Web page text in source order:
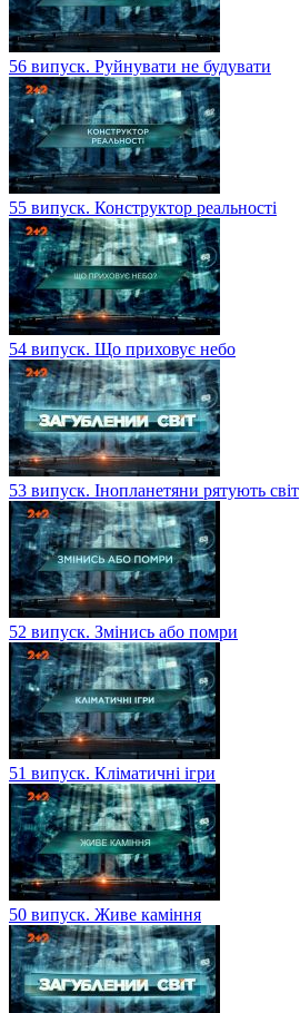
56 випуск. Руйнувати не будувати
55 випуск. Конструктор реальності
54 випуск. Що приховує небо
53 випуск. Інопланетяни рятують світ
52 випуск. Змінись або помри
51 випуск. Кліматичні ігри
50 випуск. Живе каміння